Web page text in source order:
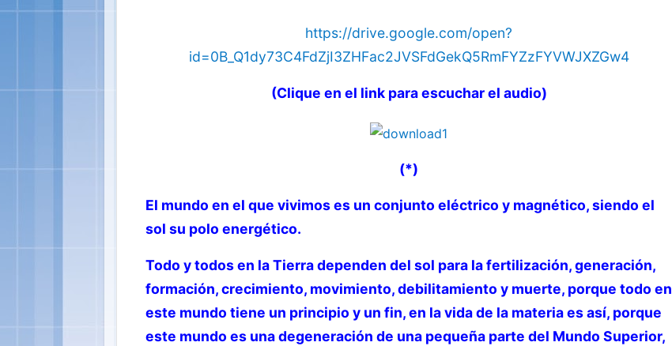
https://drive.google.com/open?
id=0B_Q1dy73C4FdZjI3ZHFac2JVSFdGekQ5RmFYZzFYVWJXZGw4
(Clique en el link para escuchar el audio)
(*)
El mundo en el que vivimos es un conjunto eléctrico y magnético, siendo el
sol su polo energético.
Todo y todos en la Tierra dependen del sol para la fertilización, generación,
formación, crecimiento, movimiento, debilitamiento y muerte, porque todo en
este mundo tiene un principio y un fin, en la vida de la materia es así, porque
este mundo es una degeneración de una pequeña parte del Mundo Superior,